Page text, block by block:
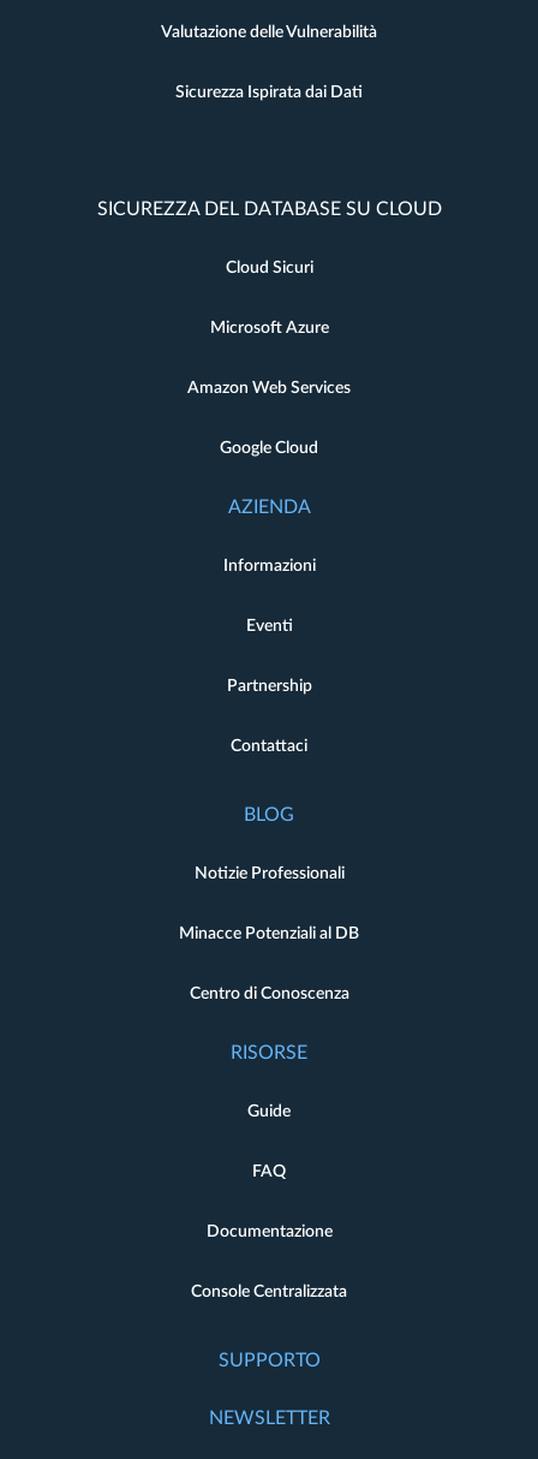
Valutazione delle Vulnerabilità
Sicurezza Ispirata dai Dati
SICUREZZA DEL DATABASE SU CLOUD
Cloud Sicuri
Microsoft Azure
Amazon Web Services
Google Cloud
AZIENDA
Informazioni
Eventi
Partnership
Contattaci
BLOG
Notizie Professionali
Minacce Potenziali al DB
Centro di Conoscenza
RISORSE
Guide
FAQ
Documentazione
Console Centralizzata
SUPPORTO
NEWSLETTER